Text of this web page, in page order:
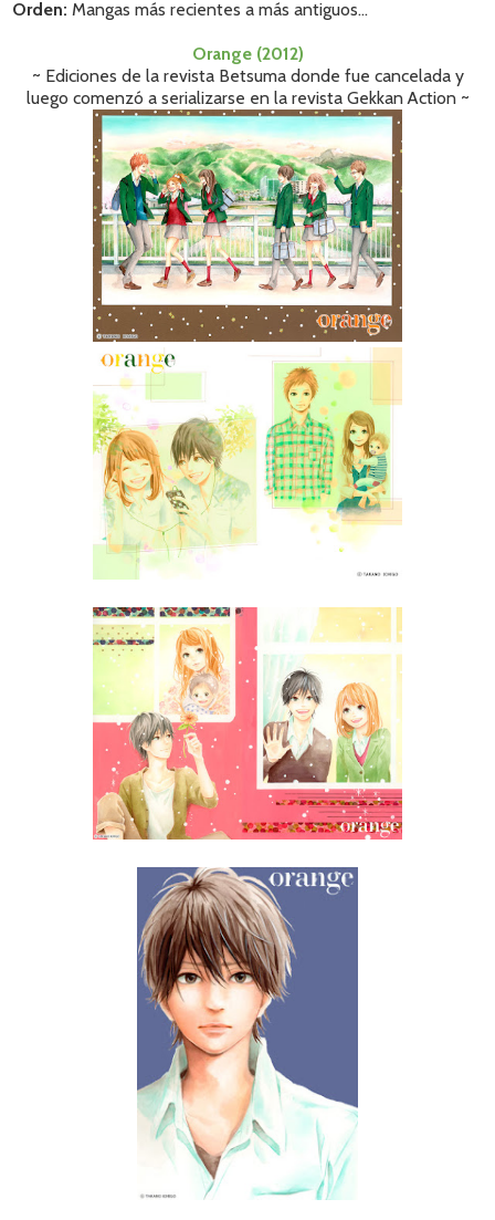
Orden: Mangas más recientes a más antiguos...
Orange (2012)
~ Ediciones de la revista Betsuma donde fue cancelada y
luego comenzó a serializarse en la revista Gekkan Action ~